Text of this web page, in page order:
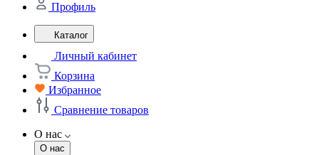
Профиль
Каталог
Личный кабинет
Корзина
Избранное
Сравнение товаров
О нас
О нас